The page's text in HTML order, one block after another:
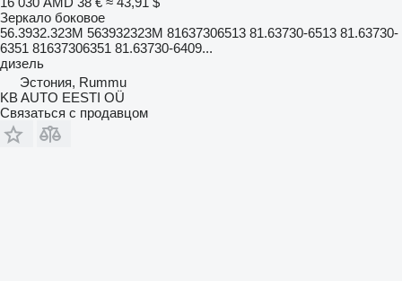
Зеркало боковое
56.3932.323M 563932323M 81637306513 81.63730-6513 81.63730-
6351 81637306351 81.63730-6409...
дизель
Эстония, Rummu
KB AUTO EESTI OÜ
Связаться с продавцом